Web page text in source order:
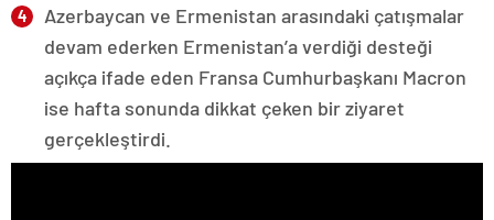
Azerbaycan ve Ermenistan arasındaki çatışmalar
devam ederken Ermenistan’a verdiği desteği
açıkça ifade eden Fransa Cumhurbaşkanı Macron
ise hafta sonunda dikkat çeken bir ziyaret
gerçekleştirdi.